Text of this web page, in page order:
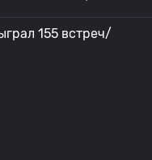
155 встреч/